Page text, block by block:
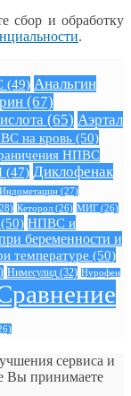
сбор и обработку
.
(49) Анальгин
(67)
(65) Аэртал
на кровь (50)
НПВС
(47) Диклофенак
Индометацин (27)
Кеторол (26) МИГ (26)
(50) НПВС и
беременности и
температуре (50)
Нимесулид (32) Нурофен
сервиса и
Вы принимаете